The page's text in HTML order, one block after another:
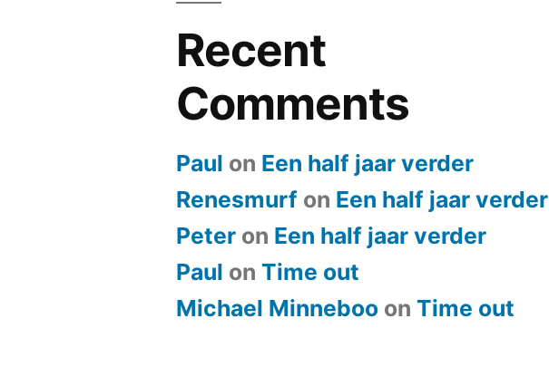
Recent
Comments
Paul on Een half jaar verder
Renesmurf on Een half jaar verder
Peter on Een half jaar verder
Paul on​Time out
Michael Minneboo on​Time out